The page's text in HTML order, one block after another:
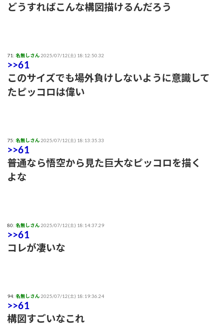
どうすればこんな構図描けるんだろう
71: 名無しさん2025/07/12(土) 18:12:50.32
>>61
このサイズでも場外負けしないように意識して
たピッコロは偉い
75: 名無しさん2025/07/12(土) 18:13:35.33
>>61
普通なら悟空から見た巨大なピッコロを描く
よな
80: 名無しさん2025/07/12(土) 18:14:37.29
>>61
コレが凄いな
94: 名無しさん2025/07/12(土) 18:19:36.24
>>61
構図すごいなこれ